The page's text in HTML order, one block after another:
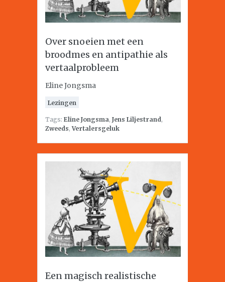
Over snoeien met een
broodmes en antipathie als
vertaalprobleem
Eline Jongsma
Lezingen
Tags: Eline Jongsma, Jens Liljestrand,
Zweeds,Vertalersgeluk
Een magisch realistische